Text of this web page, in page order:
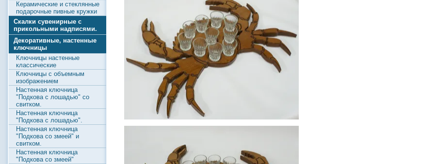
Керамические и стеклянные
подарочные пивные кружки
Скалки сувенирные с
прикольными надписями.
Декоративные, настенные
ключницы
Ключницы настенные
классические
Ключницы с объемным
изображением
Настенная ключница
"Подкова с лошадью" со
свитком.
Настенная ключница
"Подкова с лошадью".
Настенная ключница
"Подкова со змеей" и
свитком.
Настенная ключница
"Подкова со змеей"